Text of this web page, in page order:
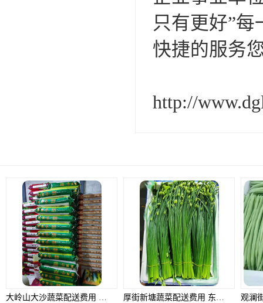
只有更好”
快捷的服务
http://
大岭山大沙蔬菜配送费用 东莞市食安膳食管理服务有限公司 厚街新塘蔬菜配送费用 东莞市食安膳食管理服务有限公司